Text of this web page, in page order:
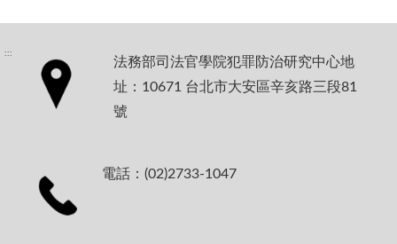
:::
法務部司法官學院犯罪防治研究中心地
址：10671 台北市大安區辛亥路三段81
號
電話：(02)2733-1047